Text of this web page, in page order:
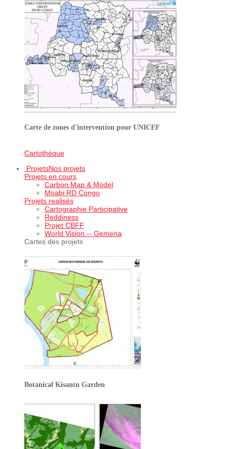
Carte de zones d'intervention pour UNICEF
Cartothèque
ProjetsNos projets
Projets en cours
Carbon Map & Model
Moabi RD Congo
Projets realisés
Cartographie Participative
Reddiness
Projet CBFF
World Vision -- Gemena
Cartes des projets
Botanical Kisantu Garden